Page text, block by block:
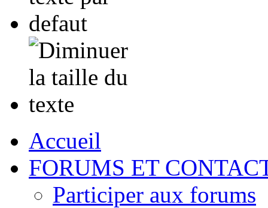
Accueil
FORUMS ET
Participer aux forums